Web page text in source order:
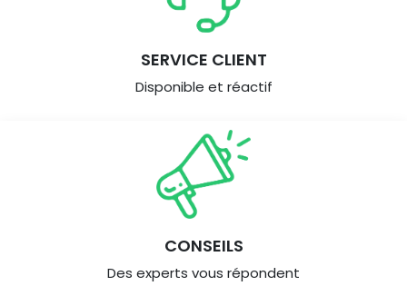
SERVICE CLIENT
Disponible et réactif
CONSEILS
Des experts vous répondent